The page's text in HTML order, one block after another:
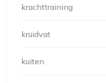
krachttraining
kruidvat
kuiten